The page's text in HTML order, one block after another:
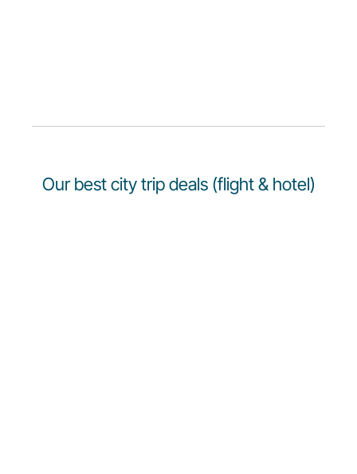
Our best city trip deals (flight & hotel)